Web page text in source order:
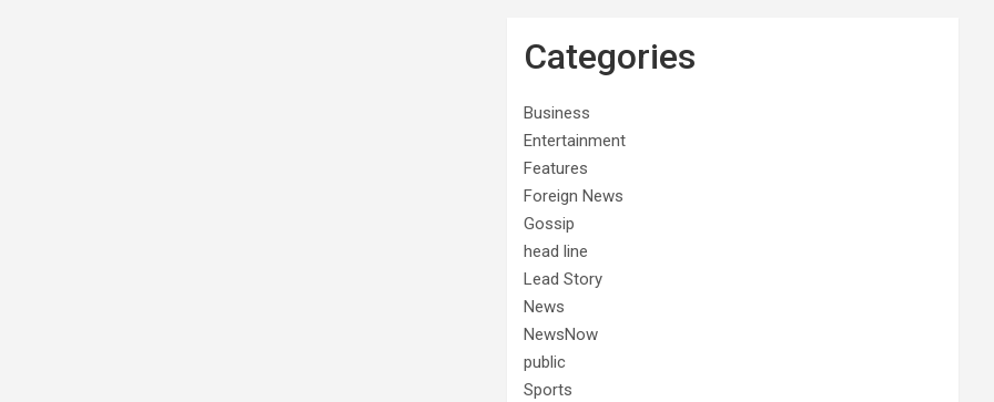
Categories
Business
Entertainment
Features
Foreign News
Gossip
head line
Lead Story
News
NewsNow
public
Sports